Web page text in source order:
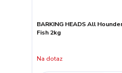
BARKING HEADS All
Fish 2kg
Na dotaz